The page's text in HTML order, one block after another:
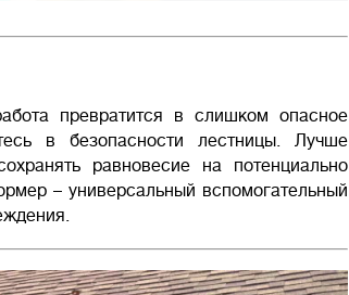
превратится в слишком опасное
в безопасности лестницы. Лучше
равновесие на потенциально
– универсальный вспомогательный